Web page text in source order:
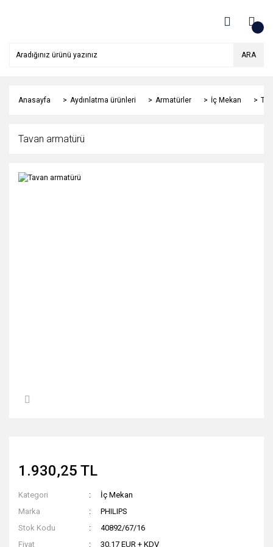
ARA
Anasayfa Aydınlatma ürünleri Armatürler İç Mekan
Tavan armatürü
1.930,25 TL
Kategori
İç Mekan
Marka
PHILIPS
Stok Kodu
40892/67/16
Fiyat
30,17 EUR + KDV